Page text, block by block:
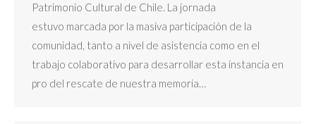
Patrimonio Cultural de Chile. La jornada
estuvo marcada por la masiva participación de la
comunidad, tanto a nivel de asistencia como en el
trabajo colaborativo para desarrollar esta instancia en
pro del rescate de nuestra memoria…